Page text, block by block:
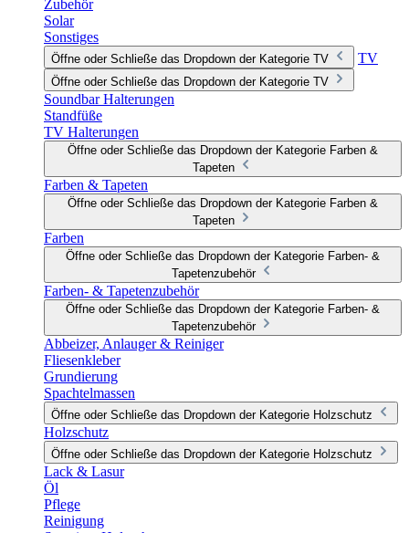
Zubehör
Solar
Sonstiges
Öffne oder Schließe das Dropdown der Kategorie TV TV
Öffne oder Schließe das Dropdown der Kategorie TV
Soundbar Halterungen
Standfüße
TV Halterungen
Öffne oder Schließe das Dropdown der Kategorie Farben &
Tapeten
Farben & Tapeten
Öffne oder Schließe das Dropdown der Kategorie Farben &
Tapeten
Farben
Öffne oder Schließe das Dropdown der Kategorie Farben- &
Tapetenzubehör
Farben- & Tapetenzubehör
Öffne oder Schließe das Dropdown der Kategorie Farben- &
Tapetenzubehör
Abbeizer, Anlauger & Reiniger
Fliesenkleber
Grundierung
Spachtelmassen
Öffne oder Schließe das Dropdown der Kategorie Holzschutz
Holzschutz
Öffne oder Schließe das Dropdown der Kategorie Holzschutz
Lack & Lasur
Öl
Pflege
Reinigung